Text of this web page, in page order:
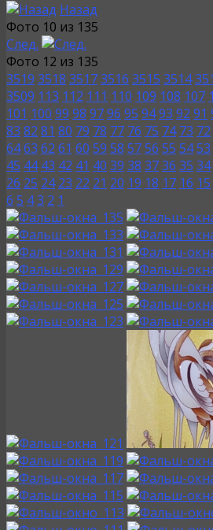
Назад
Фото 10 из 135
След.
Фото 12 из 135
3519 3518 35173516 3515 3514
3509 113 112 111 110 109 108 107
101 100 99 98 9796 95 9493 92 91
83 82 81 80 79 78 77 76 75 74 73 72
6463 62 61 60 59 58 5756 55 5453
45 44 43 42 41 40 39 38 3736 35 34
26 25 24 23 22 21 20 19 18 17 16 15
6 5 43 2 1